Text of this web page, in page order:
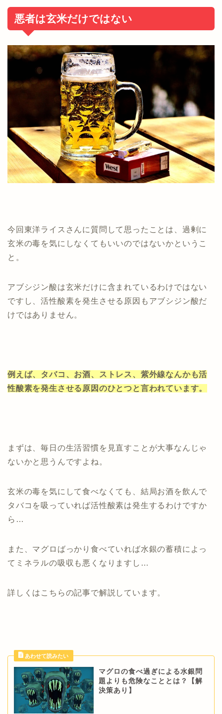
悪者は玄米だけではない
今回東洋ライスさんに質問して思ったことは、過剰に
玄米の毒を気にしなくてもいいのではないかというこ
と。
アブシジン酸は玄米だけに含まれているわけではない
ですし、活性酸素を発生させる原因もアブシジン酸だ
けではありません。
例えば、タバコ、お酒、ストレス、紫外線なんかも活
性酸素を発生させる原因のひとつと言われています。
まずは、毎日の生活習慣を見直すことが大事なんじゃ
ないかと思うんですよね。
玄米の毒を気にして食べなくても、結局お酒を飲んで
タバコを吸っていれば活性酸素は発生するわけですか
ら…
また、マグロばっかり食べていれば水銀の蓄積によっ
てミネラルの吸収も悪くなりますし…
詳しくはこちらの記事で解説しています。
マグロの食べ過ぎによる水銀問
題よりも危険なこととは？【解
決策あり】